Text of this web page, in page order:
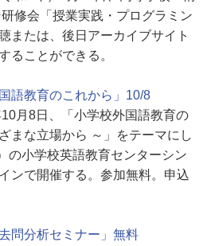
修会「授業実践・プログラミン
または、後日アーカイブサイト
ることができる。
語教育のこれから」10/8
月8日、「小学校外国語教育の
まな立場から ～」をテーマにし
の小学校英語教育センターシン
ンで開催する。参加無料。申込
問分析セミナー」無料